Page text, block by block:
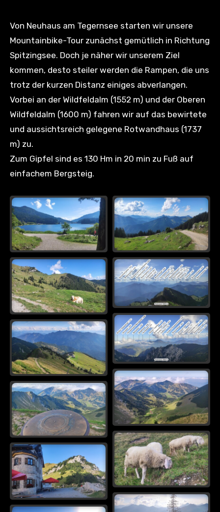
Von Neuhaus am Tegernsee starten wir unsere
Mountainbike-Tour zunächst gemütlich in Richtung
Spitzingsee. Doch je näher wir unserem Ziel
kommen, desto steiler werden die Rampen, die uns
trotz der kurzen Distanz einiges abverlangen.
Vorbei an der Wildfeldalm (1552 m) und der Oberen
Wildfeldalm (1600 m) fahren wir auf das bewirtete
und aussichtsreich gelegene Rotwandhaus (1737
m) zu.
Zum Gipfel sind es 130 Hm in 20 min zu Fuß auf
einfachem Bergsteig.